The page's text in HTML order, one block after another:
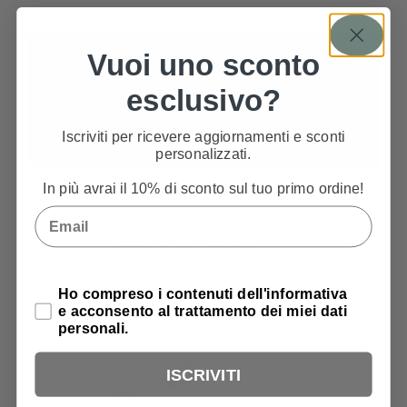
PRODOTTI CORRELATI
Vuoi uno sconto
esclusivo?
Iscriviti per ricevere aggiornamenti e sconti
personalizzati.
In più avrai il 10% di sconto sul tuo primo ordine!
Email
Privacy Policy
Ho compreso i contenuti dell'informativa
e acconsento al trattamento dei miei dati
personali.
ISCRIVITI